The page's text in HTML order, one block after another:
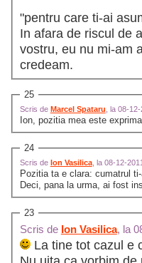
"pentru care ti-ai
In afara de riscul de
vostru, eu nu mi-am
credeam.
25
Scris de Marcel Spataru , la 08-
Ion, pozitia mea este
24
Scris de Ion Vasilica, la 08-12-
Pozitia ta e clara: cumatrul
Deci, pana la urma, ai fost
23
Scris de Ion Vasilica, la
La tine tot cazul e